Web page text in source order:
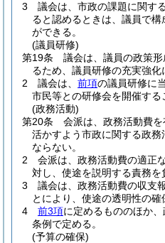
3
議会は、市政の課題に関す
ると認めるときは、議員で
ができる。
(議員研修)
第19条
議会は、議員の政策
るため、議員研修の充実強化
2
議会は、 前項の議員研修に
市民等との研修会を開催する
(政務活動)
第20条
会派は、政務活動費
活かすよう市政に関する政
ならない。
2
会派は、政務活動費の適正
対し、使途を説明する責務を
3
議会は、政務活動費の収支
とにより、使途の透明性の確
4
前3項に定めるもののほか
条例で定める。
(予算の確保)